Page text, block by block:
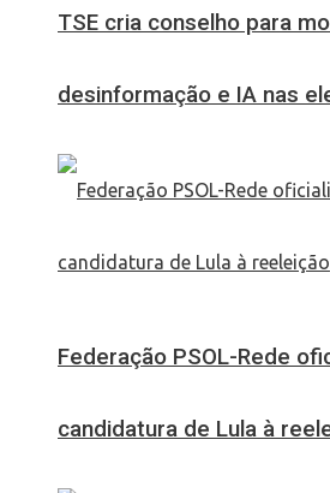
TSE cria conselho para
desinformação e IA nas
Federação PSOL-Rede
candidatura de Lula à